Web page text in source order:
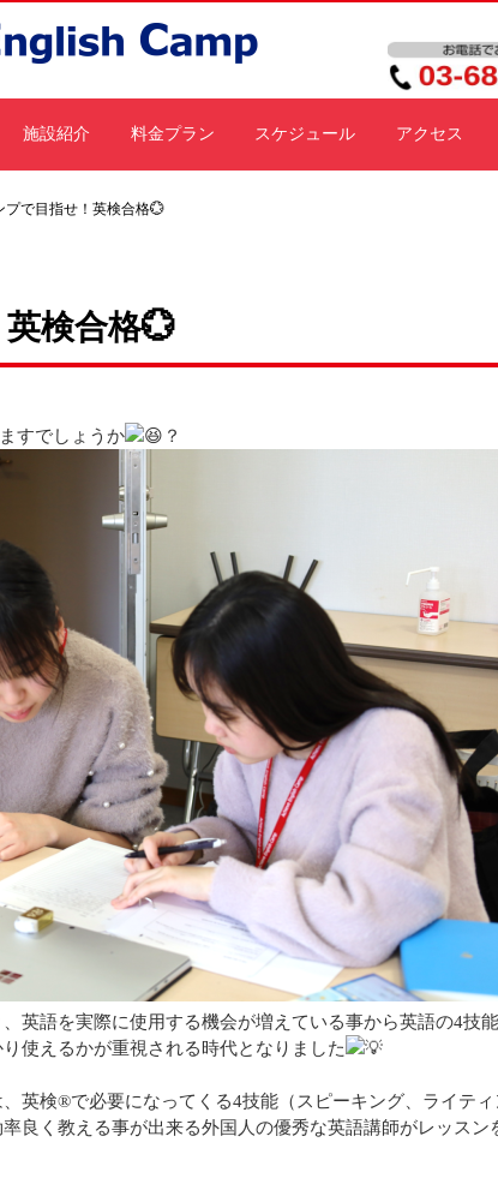
施設紹介 料金プラン スケジュール アクセス
プで目指せ！英検合格💮
検合格💮
すでしょうか
？
英語を実際に使用する機会が増えている事から英語の4技能
使えるかが重視される時代となりました
英検®で必要になってくる4技能（スピーキング、ライティ
良く教える事が出来る外国人の優秀な英語講師がレッスン